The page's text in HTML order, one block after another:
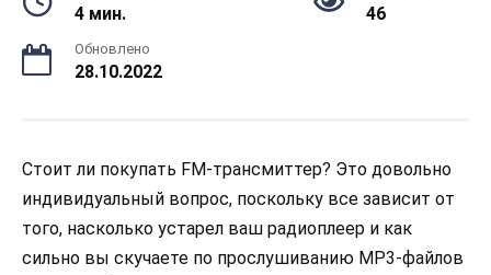
4 мин. 46
Обновлено
28.10.2022
Стоит ли покупать FM-трансмиттер? Это довольно
индивидуальный вопрос, поскольку все зависит от
того, насколько устарел ваш радиоплеер и как
сильно вы скучаете по прослушиванию MP3-файлов